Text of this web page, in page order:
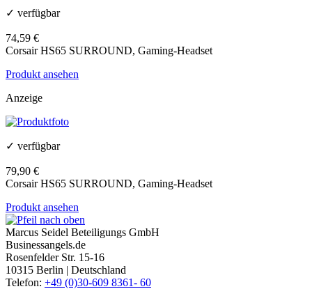
✓ verfügbar
74,59 €
Corsair HS65 SURROUND, Gaming-Headset
Produkt ansehen
Anzeige
✓ verfügbar
79,90 €
Corsair HS65 SURROUND, Gaming-Headset
Produkt ansehen
Marcus Seidel Beteiligungs GmbH
Businessangels.de
Rosenfelder Str. 15-16
10315 Berlin | Deutschland
Telefon: +49 (0)30-609 8361- 60